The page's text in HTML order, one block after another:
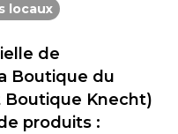
locaux
de
Boutique du
Boutique Knecht)
produits :